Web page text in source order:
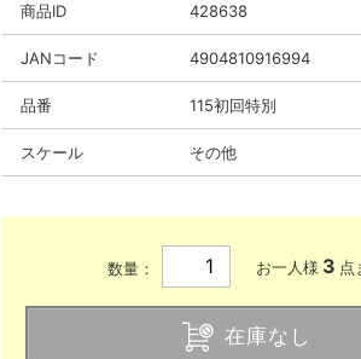
商品ID 428638
JANコード 4904810916994
品番 115初回特別
スケール その他
数量： お一人様 3 点
在庫なし